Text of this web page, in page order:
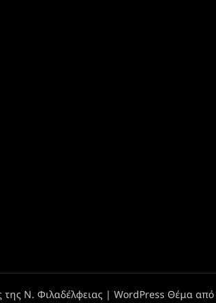
Ν. Φιλαδέλφειας | WordPress Θέμα από